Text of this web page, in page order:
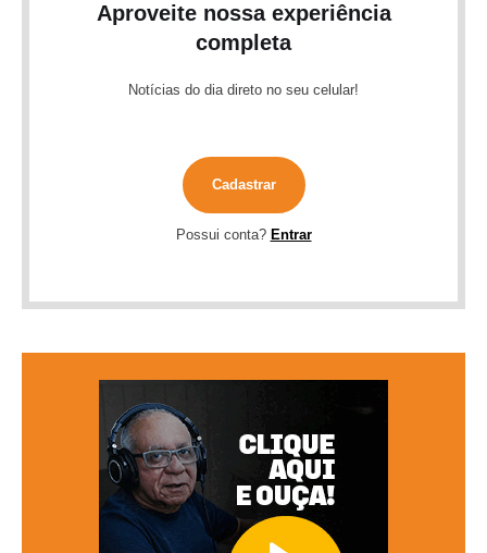
Aproveite nossa experiência
completa
Notícias do dia direto no seu celular!
Cadastrar
Possui conta? Entrar